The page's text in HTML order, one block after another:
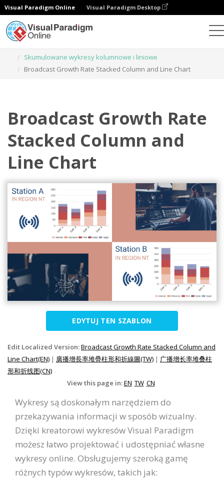
Visual Paradigm Online Visual Paradigm Desktop
Skumulowane wykresy kolumnowe i liniowe
Broadcast Growth Rate Stacked Column and Line Chart
Broadcast Growth Rate
Stacked Column and
Line Chart
EDYTUJ TEN SZABLON
Edit Localized Version:Broadcast Growth Rate Stacked Column and
Line Chart(EN) | 廣播增長率堆疊柱形和折線圖(TW) | 广播增长率堆叠柱
形和折线图(CN)
View this page in:EN TW CN
Wykresy są doskonałym narzędziem do
przekazywania informacji w sposób wizualny.
Dzięki kreatorowi wykresów Visual Paradigm
możesz łatwo projektować i udostępniać własne
wykresy online. Obsługujemy szeroką gamę
różnych typów wykresów, takich jak: